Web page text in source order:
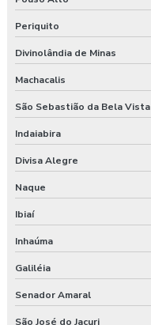
Periquito
Divinolândia de Minas
Machacalis
São Sebastião da Bela Vista
Indaiabira
Divisa Alegre
Naque
Ibiaí
Inhaúma
Galiléia
Senador Amaral
São José do Jacuri